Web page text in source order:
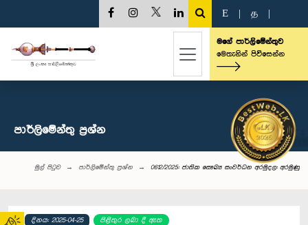
E த
මගේ පාර්ලිමේන්තුව
මෙතැනින් පිවිසෙන්න
පාර්ලි‌මේන්තු‌ ප්‍රශ්න
මුල් පිටුව පාර්ලි‌මේන්තු‌ ප්‍රශ්න 0612/2025: ජාතික සෞඛ්‍ය සංවර්ධන අරමුදල: අරමුණු
දිනය: 2025-04-25 පිළිතුර ලබා දී ඇත